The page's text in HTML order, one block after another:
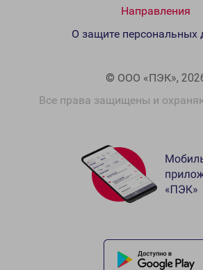
Направления
© ООО «ПЭК»,
Все права защищены и
О защите персональных